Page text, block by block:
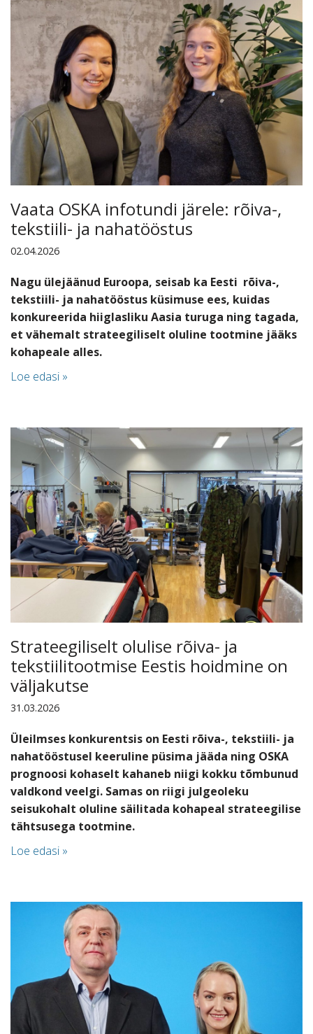
Vaata OSKA infotundi järele: rõiva-,
tekstiili- ja nahatööstus
02.04.2026
Nagu ülejäänud Euroopa, seisab ka Eesti rõiva-,
tekstiili- ja nahatööstus küsimuse ees, kuidas
konkureerida hiiglasliku Aasia turuga ning tagada,
et vähemalt strateegiliselt oluline tootmine jääks
kohapeale alles.
Loe edasi »
Strateegiliselt olulise rõiva- ja
tekstiilitootmise Eestis hoidmine on
väljakutse
31.03.2026
Üleilmses konkurentsis on Eesti rõiva-, tekstiili- ja
nahatööstusel keeruline püsima jääda ning OSKA
prognoosi kohaselt kahaneb niigi kokku tõmbunud
valdkond veelgi. Samas on riigi julgeoleku
seisukohalt oluline säilitada kohapeal strateegilise
tähtsusega tootmine.
Loe edasi »